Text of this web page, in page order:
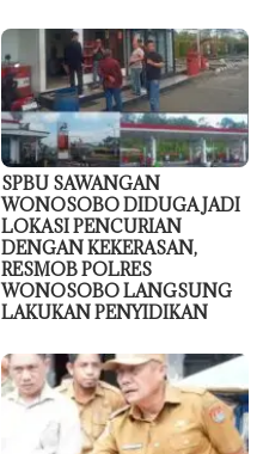
SPBU SAWANGAN
WONOSOBO DIDUGA JADI
LOKASI PENCURIAN
DENGAN KEKERASAN,
RESMOB POLRES
WONOSOBO LANGSUNG
LAKUKAN PENYIDIKAN